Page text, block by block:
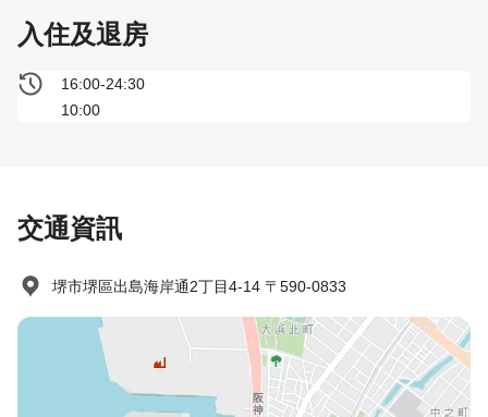
入住及退房
16:00-24:30
10:00
交通資訊
堺市堺區出島海岸通2丁目4-14 〒590-0833